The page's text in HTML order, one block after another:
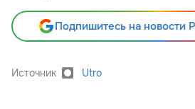
Подпишитесь на новости
Источник Utro